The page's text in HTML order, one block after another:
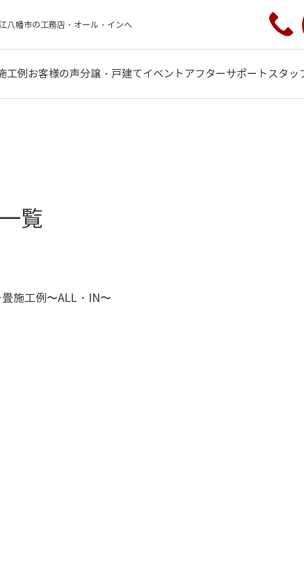
八幡市の工務店・オール・インへ
工例 お客様の声分譲・戸建てイベント アフターサポート スタッ
覧
施工例〜ALL・IN〜